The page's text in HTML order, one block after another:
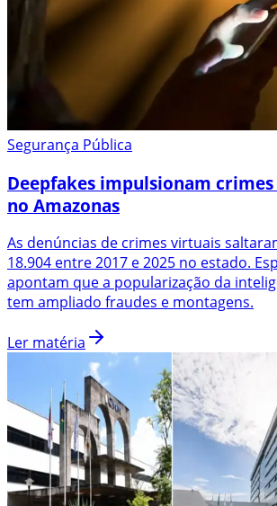
Segurança Pública
Deepfakes impulsionam
no Amazonas
As denúncias de crimes virtuais
18.904 entre 2017 e 2025 no estado.
apontam que a popularização da
tem ampliado fraudes e montagens.
Ler matéria